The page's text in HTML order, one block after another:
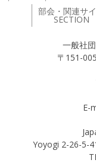
部会・関連サ
SECTION
一般社
〒151-
バロ
E-
Yoyogi 2-26-5-